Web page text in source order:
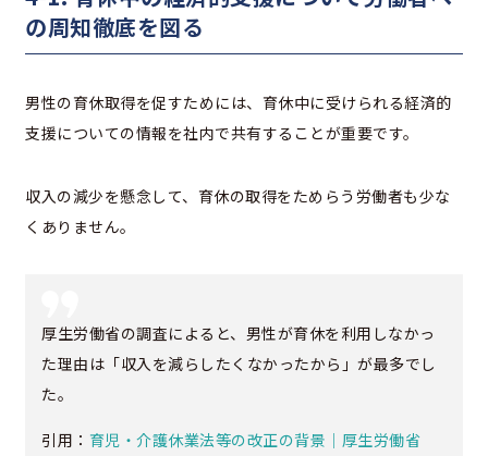
の周知徹底を図る
男性の育休取得を促すためには、育休中に受けられる経済的
支援についての情報を社内で共有することが重要です。
収入の減少を懸念して、育休の取得をためらう労働者も少な
くありません。
厚生労働省の調査によると、男性が育休を利用しなかっ
た理由は「収入を減らしたくなかったから」が最多でし
た。
引用： 育児・介護休業法等の改正の背景｜厚生労働省